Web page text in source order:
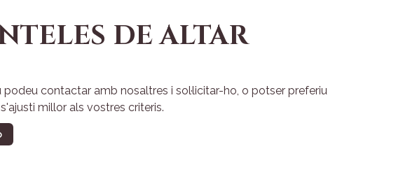
DE ALTAR
contactar amb nosaltres i sol·licitar-ho, o potser preferiu
millor als vostres criteris.